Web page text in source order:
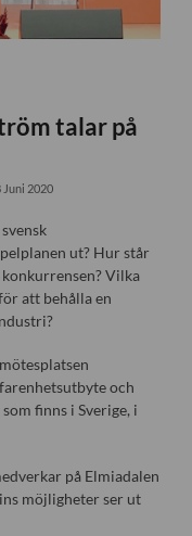
talar på
Juni 2020
ut? Hur står
Vilka
att behålla en
och
finns i Sverige, i
på Elmiadalen
möjligheter ser ut